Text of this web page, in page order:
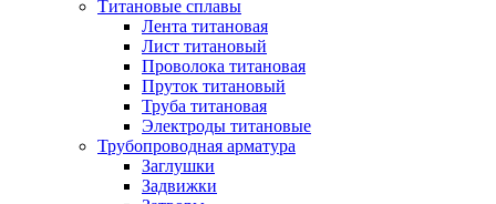
Титановые сплавы
Лента титановая
Лист титановый
Проволока титановая
Пруток титановый
Труба титановая
Электроды титановые
Трубопроводная арматура
Заглушки
Задвижки